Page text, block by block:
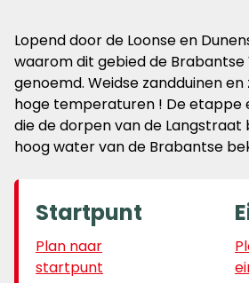
Lopend door de Loonse en
waarom dit gebied de
genoemd. Weidse zandduinen
hoge temperaturen ! De etappe
die de dorpen van de
hoog water van de Brabantse
Startpunt
Plan naar
startpunt